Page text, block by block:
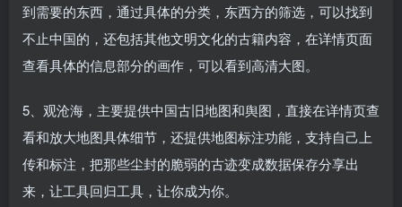
到需要的东西，通过具体的分类，东西方的筛选，可以找到
不止中国的，还包括其他文明文化的古籍内容，在详情页面
查看具体的信息部分的画作，可以看到高清大图。
5、观沧海，主要提供中国古旧地图和舆图，直接在详情页查
看和放大地图具体细节，还提供地图标注功能，支持自己上
传和标注，把那些尘封的脆弱的古迹变成数据保存分享出
来，让工具回归工具，让你成为你。